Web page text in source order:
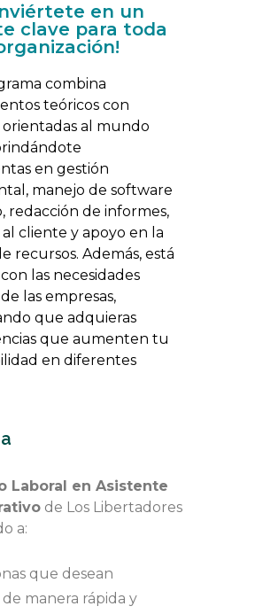
en un
clave para toda
combina
teóricos con
orientadas al mundo
en gestión
manejo de software
redacción de informes,
cliente y apoyo en la
recursos. Además, está
las necesidades
las empresas,
que adquieras
que aumenten tu
en diferentes
Laboral en Asistente
de Los Libertadores
a:
que desean
manera rápida y